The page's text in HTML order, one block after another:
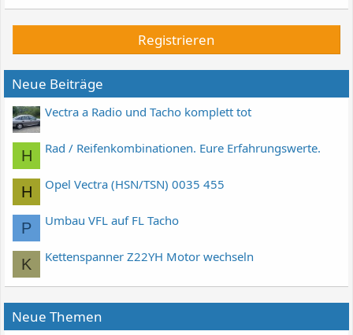
Registrieren
Neue Beiträge
Vectra a Radio und Tacho komplett tot
H Rad / Reifenkombinationen. Eure Erfahrungswerte.
H Opel Vectra (HSN/TSN) 0035 455
P Umbau VFL auf FL Tacho
K Kettenspanner Z22YH Motor wechseln
Neue Themen